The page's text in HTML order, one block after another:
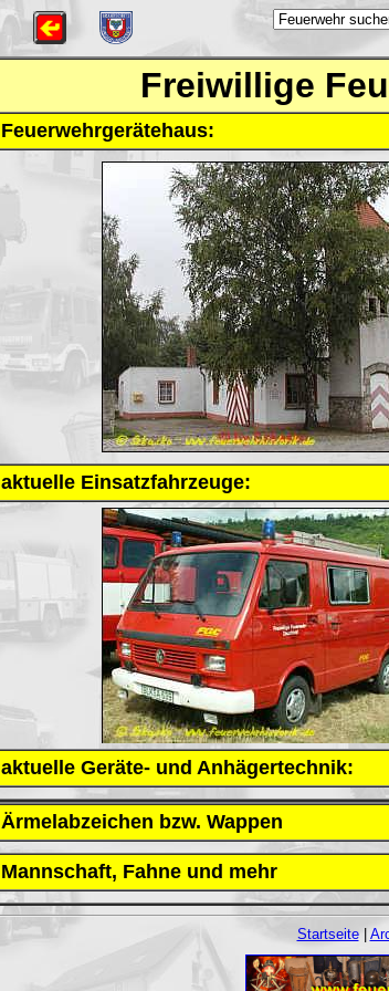
Freiwillige
Feuerwehrgerätehaus:
aktuelle Einsatzfahrzeuge:
aktuelle Geräte- und Anhägertechnik:
Ärmelabzeichen bzw. Wappen
Mannschaft, Fahne und mehr
Startseite|